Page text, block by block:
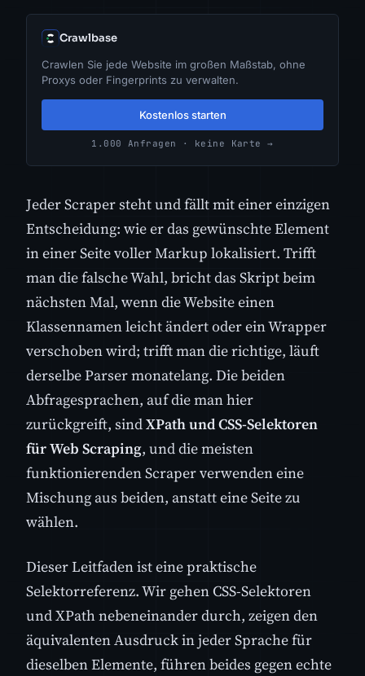
Crawlbase
Crawlen Sie jede Website im großen Maßstab, ohne
Proxys oder Fingerprints zu verwalten.
Kostenlos starten
1.000 Anfragen · keine Karte →
Jeder Scraper steht und fällt mit einer einzigen
Entscheidung: wie er das gewünschte Element
in einer Seite voller Markup lokalisiert. Trifft
man die falsche Wahl, bricht das Skript beim
nächsten Mal, wenn die Website einen
Klassennamen leicht ändert oder ein Wrapper
verschoben wird; trifft man die richtige, läuft
derselbe Parser monatelang. Die beiden
Abfragesprachen, auf die man hier
zurückgreift, sindXPath und CSS-Selektoren
für Web Scraping, und die meisten
funktionierenden Scraper verwenden eine
Mischung aus beiden, anstatt eine Seite zu
wählen.
Dieser Leitfaden ist eine praktische
Selektorreferenz. Wir gehen CSS-Selektoren
und XPath nebeneinander durch, zeigen den
äquivalenten Ausdruck in jeder Sprache für
dieselben Elemente, führen beides gegen echte